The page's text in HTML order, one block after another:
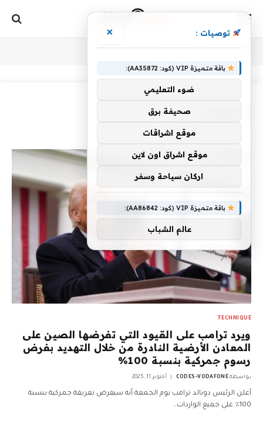
TECHNIQUE
ويرد ترامب على القيود التي تفرضها الصين على
المعادن الأرضية النادرة من خلال التهديد بفرض
رسوم جمركية بنسبة 100%
بواسطة CODES-VODAFONE أكتوبر 11, 2025
أعلن الرئيس دونالد ترامب يوم الجمعة أنه سيفرض تعريفة جمركية بنسبة
100٪ على جميع الواردات…
توصيات : ×
باقة متميزة VIP (كود: AA35872):
ضوء التعليمي
صحيفة برق
موقع اشراقات
موقع اشراق اون لاين
اركان سياحة وسفر
باقة متميزة VIP (كود: AA86842):
عالم الشباب